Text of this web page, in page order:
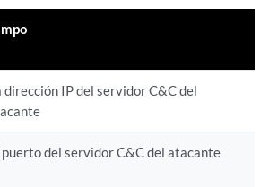
dirección IP del servidor C&C del
puerto del servidor C&C del atacante